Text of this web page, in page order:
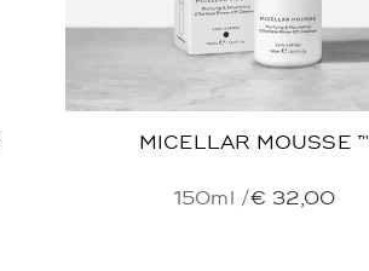
MICELLAR MOUSSE ™
150ml /€ 32,00